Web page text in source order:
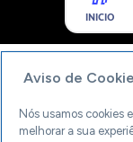
INICIO
Aviso de
Nós usamos cookies
melhorar a sua